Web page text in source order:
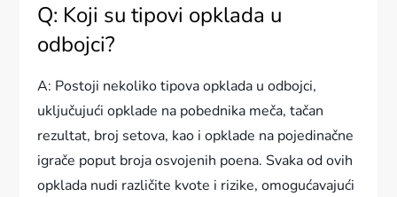
Q: Koji su tipovi opklada u
odbojci?
A: Postoji nekoliko tipova opklada u odbojci,
uključujući opklade na pobednika meča, tačan
rezultat, broj setova, kao i opklade na pojedinačne
igrače poput broja osvojenih poena. Svaka od ovih
opklada nudi različite kvote i rizike, omogućavajući